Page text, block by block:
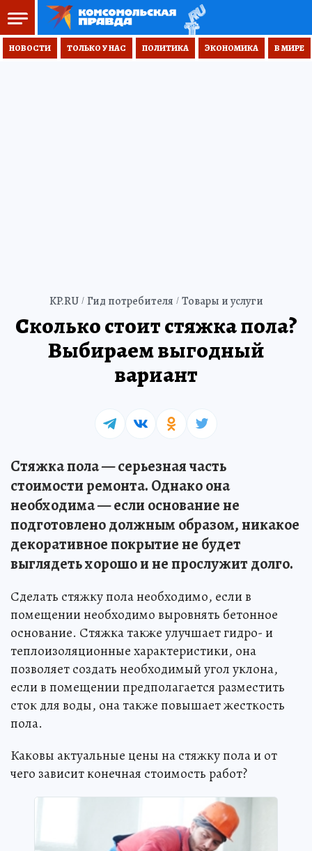
НОВОСТИ ТОЛЬКО У НАС ПОЛИТИКА ЭКОНОМИКА В МИРЕ
KP.RU Гид потребителя Товары и услуги
Сколько стоит стяжка пола?
Выбираем выгодный
вариант
Стяжка пола — серьезная часть
стоимости ремонта. Однако она
необходима — если основание не
подготовлено должным образом, никакое
декоративное покрытие не будет
выглядеть хорошо и не прослужит долго.
Сделать стяжку пола необходимо, если в
помещении необходимо выровнять бетонное
основание. Стяжка также улучшает гидро- и
теплоизоляционные характеристики, она
позволяет создать необходимый угол уклона,
если в помещении предполагается разместить
сток для воды, она также повышает жесткость
пола.
Каковы актуальные цены на стяжку пола и от
чего зависит конечная стоимость работ?